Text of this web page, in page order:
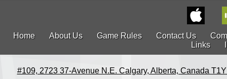
Home About Us Game Rules Contact Us
Links
#109, 2723 37-Avenue N.E. Calgary, Alberta, Canada